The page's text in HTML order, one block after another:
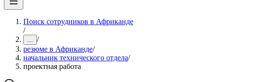
Поиск сотрудников в Африканде
/
... /
резюме в Африканде/
начальник технического отдела/
проектная работа